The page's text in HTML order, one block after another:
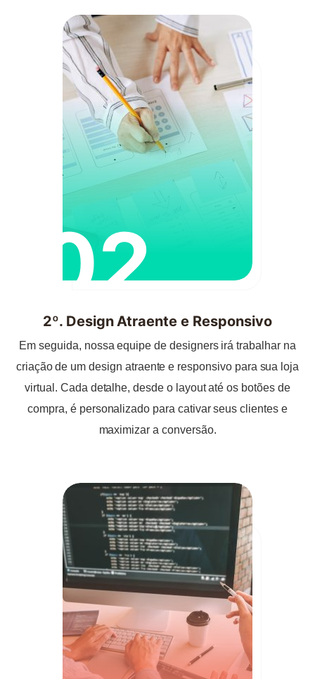
02
2º. Design Atraente e Responsivo
Em seguida, nossa equipe de designers irá trabalhar na
criação de um design atraente e responsivo para sua loja
virtual. Cada detalhe, desde o layout até os botões de
compra, é personalizado para cativar seus clientes e
maximizar a conversão.